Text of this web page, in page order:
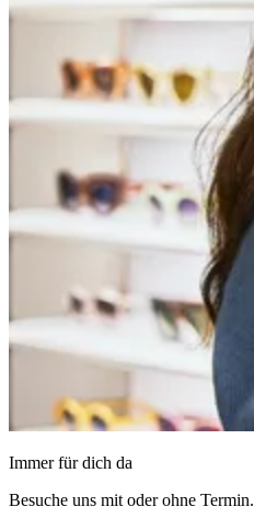
Immer für dich da
Besuche uns mit oder ohne Termin.